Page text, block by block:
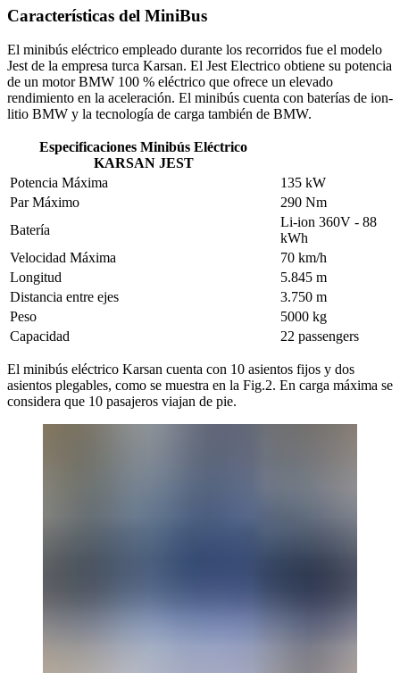
Características del MiniBus
El minibús eléctrico empleado durante los recorridos fue el modelo
Jest de la empresa turca Karsan. El Jest Electrico obtiene su potencia
de un motor BMW 100 % eléctrico que ofrece un elevado
rendimiento en la aceleración. El minibús cuenta con baterías de ion-
litio BMW y la tecnología de carga también de BMW.
Especificaciones Minibús Eléctrico
KARSAN JEST
Potencia Máxima
135 kW
Par Máximo
290 Nm
Batería
Li-ion 360V - 88
kWh
Velocidad Máxima
70 km/h
Longitud
5.845 m
Distancia entre ejes
3.750 m
Peso
5000 kg
Capacidad
22 passengers
El minibús eléctrico Karsan cuenta con 10 asientos fijos y dos
asientos plegables, como se muestra en la Fig.2. En carga máxima se
considera que 10 pasajeros viajan de pie.